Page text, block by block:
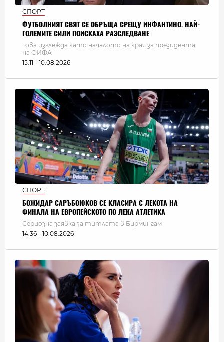
СПОРТ
ФУТБОЛНИЯТ СВЯТ СЕ ОБРЪЩА СРЕЩУ ИНФАНТИНО. НАЙ-
ГОЛЕМИТЕ СИЛИ ПОИСКАХА РАЗСЛЕДВАНЕ
Това изглежда като началото на края за президента
на ФИФА
15:11 - 10.08.2026
СПОРТ
БОЖИДАР САРЪБОЮКОВ СЕ КЛАСИРА С ЛЕКОТА НА
ФИНАЛА НА ЕВРОПЕЙСКОТО ПО ЛЕКА АТЛЕТИКА
Сериозна заявка за титлата в Бирмингам
14:36 - 10.08.2026